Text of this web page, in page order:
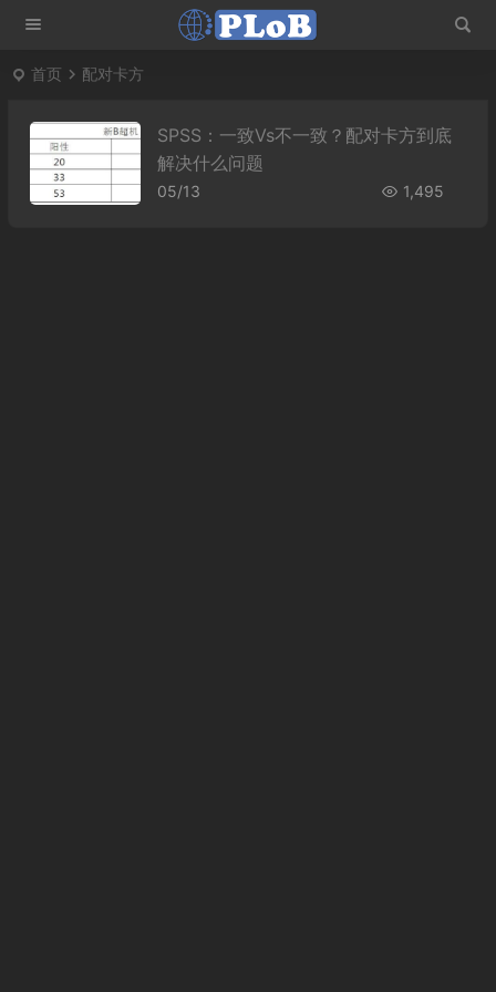
首页 配对卡方
SPSS：一致Vs不一致？配对卡方到底
解决什么问题
05/13 1,495